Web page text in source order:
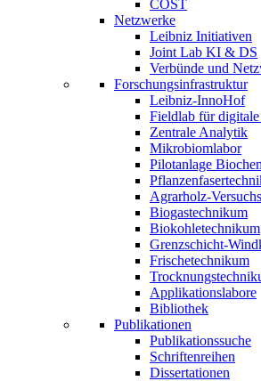
COST
Netzwerke
Leibniz Initiativen
Joint Lab KI & DS
Verbünde und
Forschungsinfrastruktur
Leibniz-InnoHof
Fieldlab für
Zentrale Analytik
Mikrobiomlabor
Pilotanlage
Agrarholz-
Biogastechnikum
Biokohletechnikum
Grenzschicht-
Frischetechnikum
Applikationslabore
Bibliothek
Publikationen
Publikationssuche
Schriftenreihen
Dissertationen